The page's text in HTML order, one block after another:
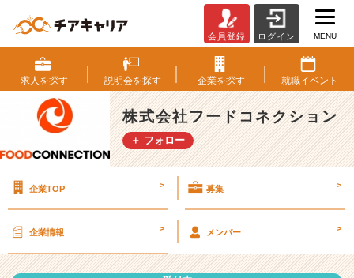
式
会
社
フ
ー
ド
シ
の
説
会員登録 ログイン MENU
求人を探す 説明会を探す 企業を探す 就職イベント
株式会社フードコネクション
＋ フォロー
企業TOP > 募集 >
企業情報 > メンバー >